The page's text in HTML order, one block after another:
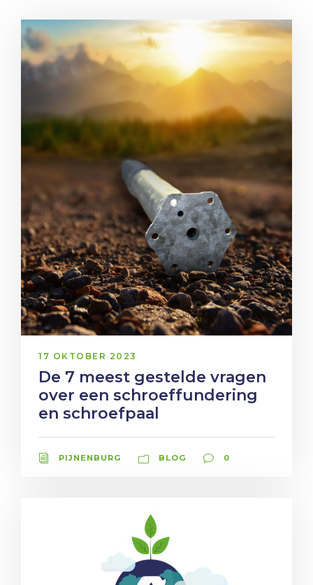
17 OKTOBER 2023
De 7 meest gestelde vragen
over een schroeffundering
en schroefpaal
PIJNENBURG BLOG 0